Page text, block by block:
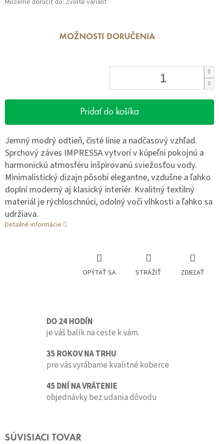
Môžeme doručiť do: Zvoľte variant
MOŽNOSTI DORUČENIA
Pridať do košíka
Jemný modrý odtieň, čisté línie a nadčasový vzhľad.
Sprchový záves IMPRESSA vytvorí v kúpeľni pokojnú a
harmonickú atmosféru inšpirovanú sviežosťou vody.
Minimalistický dizajn pôsobí elegantne, vzdušne a ľahko
doplní moderný aj klasický interiér. Kvalitný textilný
materiál je rýchloschnúci, odolný voči vlhkosti a ľahko sa
udržiava.
Detailné informácie
OPÝTAŤ SA STRÁŽIŤ ZDIEĽAŤ
DO 24 HODÍN
je váš balík na ceste k vám.
35 ROKOV NA TRHU
pre vás vyrábame kvalitné koberce
45 DNÍ NA VRÁTENIE
objednávky bez udania dôvodu
SÚVISIACI TOVAR